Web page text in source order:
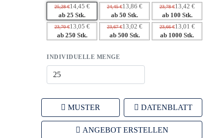
– Vielseitig einsetzbar – fördert die Marke in verschiedenen
Lebensbereichen
– Robuste Qualität sorgt für langfristige Markenpräsenz
– Emotionale Bindung durch nützliche Alltagshilfe
25,28 €14,45 €
ab 25 Stk.
24,45 €13,86 €
ab 50 Stk.
23,78 €13,42 €
ab 100 Stk.
23,70 €13,05 €
ab 250 Stk.
23,67 €13,02 €
ab 500 Stk.
23,66 €13,01 €
ab 1000 Stk.
INDIVIDUELLE MENGE
MUSTER DATENBLATT
ANGEBOT ERSTELLEN